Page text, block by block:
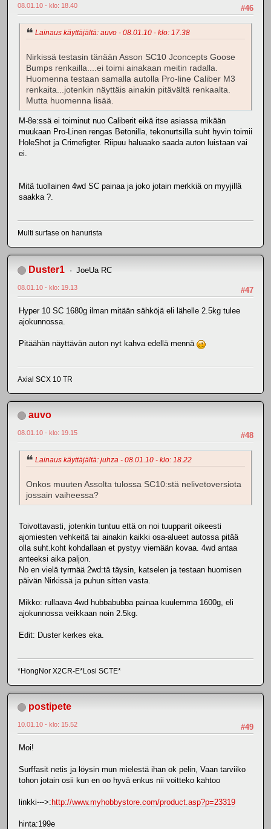
#46
08.01.10 - klo: 18.40
Lainaus käyttäjältä: auvo - 08.01.10 - klo: 17.38
Nirkissä testasin tänään Asson SC10 Jconcepts Goose
Bumps renkailla....ei toimi ainakaan meitin radalla.
Huomenna testaan samalla autolla Pro-line Caliber M3
renkaita...jotenkin näyttäis ainakin pitävältä renkaalta.
Mutta huomenna lisää.
M-8e:ssä ei toiminut nuo Caliberit eikä itse asiassa mikään
muukaan Pro-Linen rengas Betonilla, tekonurtsilla suht hyvin toimii
HoleShot ja Crimefigter. Riipuu haluaako saada auton luistaan vai
ei.
Mitä tuollainen 4wd SC painaa ja joko jotain merkkiä on myyjillä
saakka ?.
Multi surfase on hanurista
Duster1 JoeUa RC
#47
08.01.10 - klo: 19.13
Hyper 10 SC 1680g ilman mitään sähköjä eli lähelle 2.5kg tulee
ajokunnossa.
Pitäähän näyttävän auton nyt kahva edellä mennä
Axial SCX 10 TR
auvo
#48
08.01.10 - klo: 19.15
Lainaus käyttäjältä: juhza - 08.01.10 - klo: 18.22
Onkos muuten Assolta tulossa SC10:stä nelivetoversiota
jossain vaiheessa?
Toivottavasti, jotenkin tuntuu että on noi tuupparit oikeesti
ajomiesten vehkeitä tai ainakin kaikki osa-alueet autossa pitää
olla suht.koht kohdallaan et pystyy viemään kovaa. 4wd antaa
anteeksi aika paljon.
No en vielä tyrmää 2wd:tä täysin, katselen ja testaan huomisen
päivän Nirkissä ja puhun sitten vasta.
Mikko: rullaava 4wd hubbabubba painaa kuulemma 1600g, eli
ajokunnossa veikkaan noin 2.5kg.
Edit: Duster kerkes eka.
*HongNor X2CR-E*Losi SCTE*
postipete
#49
10.01.10 - klo: 15.52
Moi!
Surffasit netis ja löysin mun mielestä ihan ok pelin, Vaan tarviiko
tohon jotain osii kun en oo hyvä enkus nii voitteko kahtoo
linkki--->:http://www.myhobbystore.com/product.asp?p=23319
hinta:199e